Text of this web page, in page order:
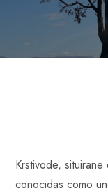
Krstivode,
conocidas como